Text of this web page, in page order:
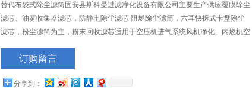
替代布袋式除尘滤筒固安县斯科曼过滤净化设备有限公司主要生产供应覆膜除尘
滤芯、油雾收集器滤芯，防静电除尘滤芯 阻燃除尘滤筒，六耳快拆式卡盘除尘
滤芯，粉尘滤筒为主，粉末回收滤芯适用于空压机进气系统风机净化、内燃机空
线、等设备的净化滤芯
订购留言
分享到：